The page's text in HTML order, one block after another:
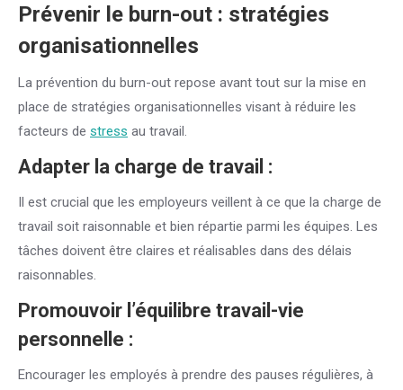
Prévenir le burn-out : stratégies
organisationnelles
La prévention du burn-out repose avant tout sur la mise en
place de stratégies organisationnelles visant à réduire les
facteurs de stress au travail.
Adapter la charge de travail :
Il est crucial que les employeurs veillent à ce que la charge de
travail soit raisonnable et bien répartie parmi les équipes. Les
tâches doivent être claires et réalisables dans des délais
raisonnables.
Promouvoir l’équilibre travail-vie
personnelle :
Encourager les employés à prendre des pauses régulières, à